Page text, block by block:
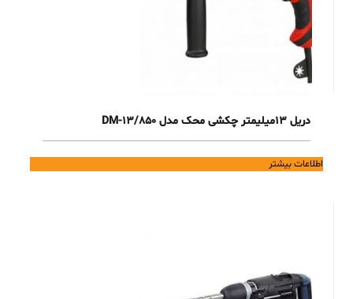
دریل 13میلیمتر چکشی محک مدل DM-13/850
اطلاعات بیشتر